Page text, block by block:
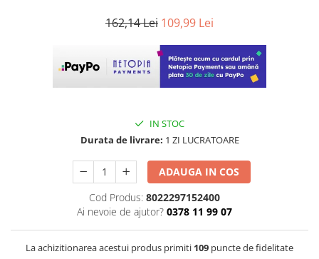
162,14 Lei 109,99 Lei
IN STOC
Durata de livrare: 1 ZI LUCRATOARE
ADAUGA IN COS
Cod Produs: 8022297152400
Ai nevoie de ajutor? 0378 11 99 07
La achizitionarea acestui produs primiti 109 puncte de fidelitate